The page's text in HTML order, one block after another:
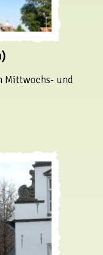
Mittwochs- und